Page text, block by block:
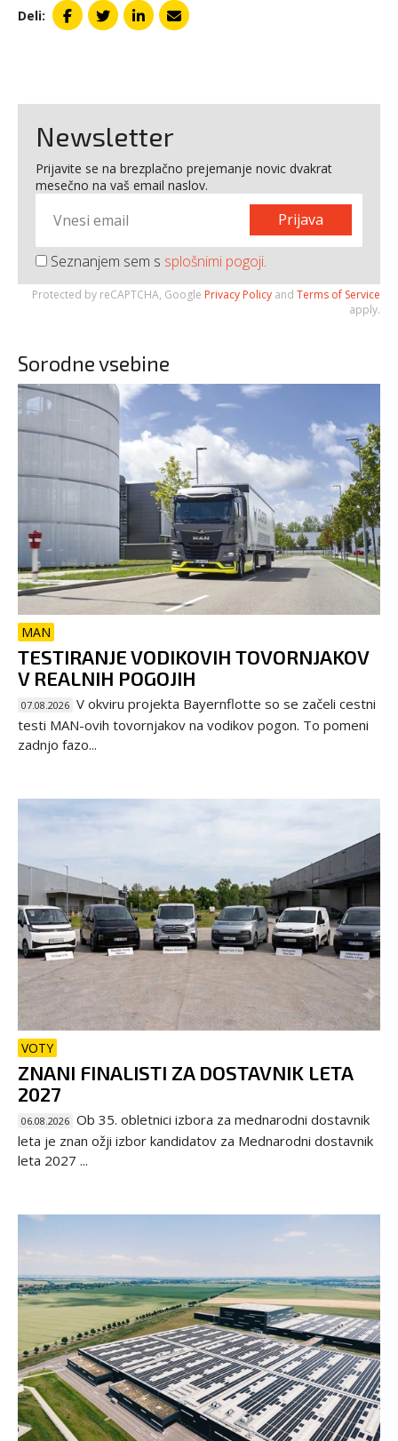
Deli:
Newsletter
Prijavite se na brezplačno prejemanje novic dvakrat
mesečno na vaš email naslov.
Prijava
Seznanjem sem s splošnimi pogoji.
Protected by reCAPTCHA, Google Privacy Policy and Terms of Service
apply.
Sorodne vsebine
MAN
TESTIRANJE VODIKOVIH TOVORNJAKOV
V REALNIH POGOJIH
07.08.2026 V okviru projekta Bayernflotte so se začeli cestni
testi MAN-ovih tovornjakov na vodikov pogon. To pomeni
zadnjo fazo...
VOTY
ZNANI FINALISTI ZA DOSTAVNIK LETA
2027
06.08.2026 Ob 35. obletnici izbora za mednarodni dostavnik
leta je znan ožji izbor kandidatov za Mednarodni dostavnik
leta 2027 ...